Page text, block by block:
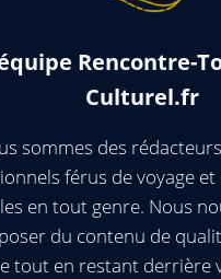
Rencontre-
Culturel.fr
sommes des
férus de voyage
en tout genre. Nous
du contenu de
tout en restant derrière